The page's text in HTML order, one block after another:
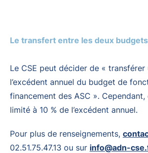
Le transfert entre les deux budgets
Le CSE peut décider de «
l’excédent annuel du budget de
financement des ASC ».
limité à 10 % de l’excédent annuel.
Pour plus de renseignements,
02.51.75.47.13 ou sur info@adn-